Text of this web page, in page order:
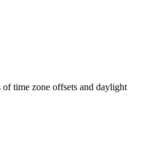
time zone offsets and daylight